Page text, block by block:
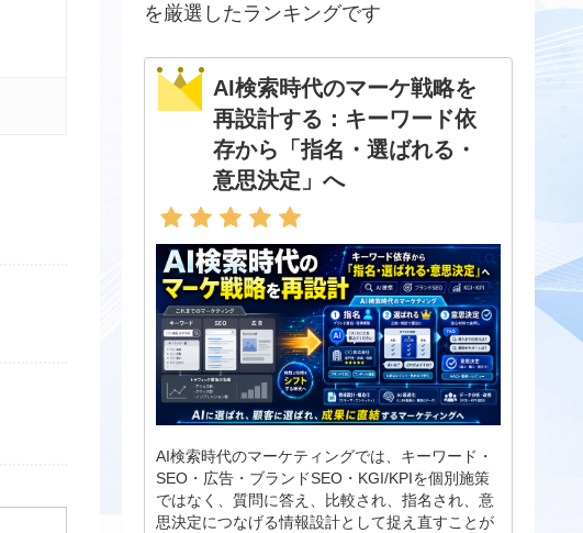
を厳選したランキングです
AI検索時代のマーケ戦略を
再設計する：キーワード依
存から「指名・選ばれる・
意思決定」へ
AI検索時代のマーケティングでは、キーワード・
SEO・広告・ブランドSEO・KGI/KPIを個別施策
ではなく、質問に答え、比較され、指名され、意
思決定につなげる情報設計として捉え直すことが